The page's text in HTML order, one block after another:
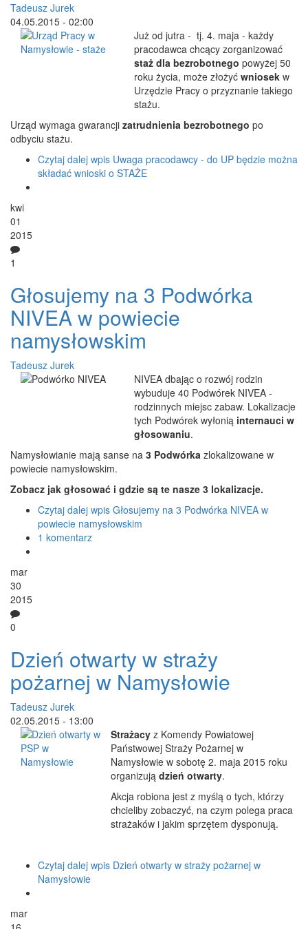
Tadeusz Jurek
04.05.2015 - 02:00
Już od jutra - tj. 4. maja - każdy
pracodawca chcący zorganizować
staż dla bezrobotnego powyżej 50
roku życia, może złożyć wniosek w
Urzędzie Pracy o przyznanie takiego
stażu.
Urząd wymaga gwarancji zatrudnienia bezrobotnego po
odbyciu stażu.
Czytaj dalej wpis Uwaga pracodawcy - do UP będzie można
składać wnioski o STAŻE
kwi
01
2015
1
Głosujemy na 3 Podwórka
NIVEA w powiecie
namysłowskim
Tadeusz Jurek
NIVEA dbając o rozwój rodzin
wybuduje 40 Podwórek NIVEA -
rodzinnych miejsc zabaw. Lokalizacje
tych Podwórek wyłonią internauci w
głosowaniu.
Namysłowianie mają sanse na 3 Podwórka zlokalizowane w
powiecie namysłowskim.
Zobacz jak głosować i gdzie są te nasze 3 lokalizacje.
Czytaj dalej wpis Głosujemy na 3 Podwórka NIVEA w
powiecie namysłowskim
1 komentarz
mar
30
2015
0
Dzień otwarty w straży
pożarnej w Namysłowie
Tadeusz Jurek
02.05.2015 - 13:00
Strażacy z Komendy Powiatowej
Państwowej Straży Pożarnej w
Namysłowie w sobotę 2. maja 2015 roku
organizują dzień otwarty.
Akcja robiona jest z myślą o tych, którzy
chcieliby zobaczyć, na czym polega praca
strażaków i jakim sprzętem dysponują.
Czytaj dalej wpis Dzień otwarty w straży pożarnej w
Namysłowie
mar